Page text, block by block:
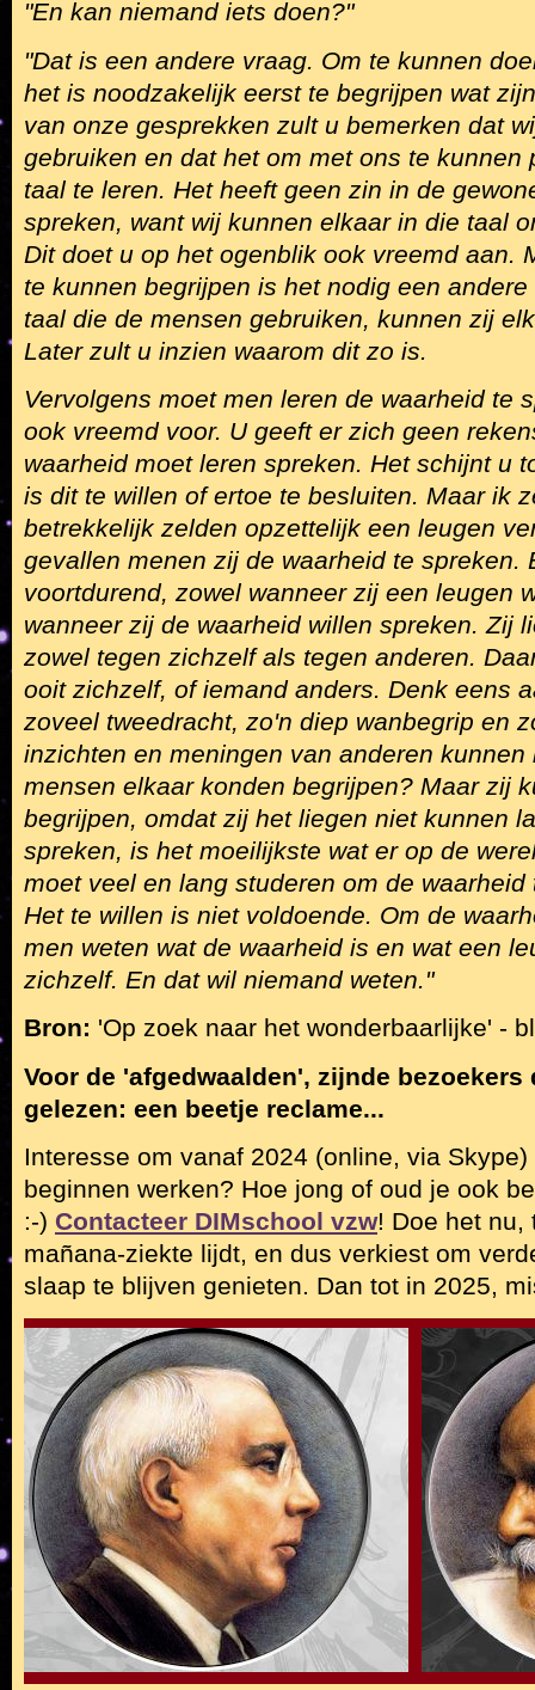
"En kan niemand iets doen?"
"Dat is een andere vraag. Om te kunnen
het is noodzakelijk eerst te begrijpen wat
van onze gesprekken zult u bemerken dat
gebruiken en dat het om met ons te kunnen
taal te leren. Het heeft geen zin in de
spreken, want wij kunnen elkaar in die taal
Dit doet u op het ogenblik ook vreemd aan.
te kunnen begrijpen is het nodig een
taal die de mensen gebruiken, kunnen zij
Later zult u inzien waarom dit zo is.
Vervolgens moet men leren de waarheid te
ook vreemd voor. U geeft er zich geen
waarheid moet leren spreken. Het schijnt u
is dit te willen of ertoe te besluiten. Maar ik
betrekkelijk zelden opzettelijk een leugen
gevallen menen zij de waarheid te spreken.
voortdurend, zowel wanneer zij een leugen
wanneer zij de waarheid willen spreken. Zij
zowel tegen zichzelf als tegen anderen.
ooit zichzelf, of iemand anders. Denk eens
zoveel tweedracht, zo'n diep wanbegrip en
inzichten en meningen van anderen kunnen
mensen elkaar konden begrijpen? Maar zij
begrijpen, omdat zij het liegen niet kunnen
spreken, is het moeilijkste wat er op de
moet veel en lang studeren om de
Het te willen is niet voldoende. Om de
men weten wat de waarheid is en wat een
zichzelf. En dat wil niemand weten."
Bron: 'Op zoek naar het wonderbaarlijke' -
Voor de 'afgedwaalden', zijnde
gelezen: een beetje reclame...
Interesse om vanaf 2024 (online, via
beginnen werken? Hoe jong of oud je ook
:-) Contacteer DIMschool vzw! Doe het nu,
mañana-ziekte lijdt, en dus verkiest om
slaap te blijven genieten. Dan tot in 2025,